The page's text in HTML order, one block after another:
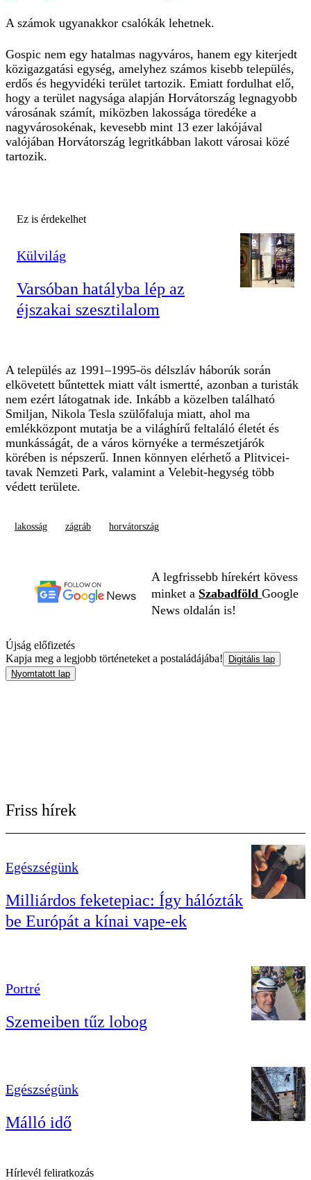
A számok ugyanakkor csalókák lehetnek.
Gospic nem egy hatalmas nagyváros, hanem egy kiterjedt
közigazgatási egység, amelyhez számos kisebb település,
erdős és hegyvidéki terület tartozik. Emiatt fordulhat elő,
hogy a terület nagysága alapján Horvátország legnagyobb
városának számít, miközben lakossága töredéke a
nagyvárosokénak, kevesebb mint 13 ezer lakójával
valójában Horvátország legritkábban lakott városai közé
tartozik.
Ez is érdekelhet
Külvilág
Varsóban hatályba lép az
éjszakai szesztilalom
A település az 1991–1995-ös délszláv háborúk során
elkövetett bűntettek miatt vált ismertté, azonban a turisták
nem ezért látogatnak ide. Inkább a közelben található
Smiljan, Nikola Tesla szülőfaluja miatt, ahol ma
emlékközpont mutatja be a világhírű feltaláló életét és
munkásságát, de a város környéke a természetjárók
körében is népszerű. Innen könnyen elérhető a Plitvicei-
tavak Nemzeti Park, valamint a Velebit-hegység több
védett területe.
lakosság zágráb horvátország
A legfrissebb hírekért kövess
minket a Szabadföld Google
News oldalán is!
Újság előfizetés
Kapja meg a legjobb történeteket a postaládájába!
Digitális lap
Nyomtatott lap
Friss hírek
Egészségünk
Milliárdos feketepiac: Így hálózták
be Európát a kínai vape-ek
Portré
Szemeiben tűz lobog
Egészségünk
Málló idő
Hírlevél feliratkozás